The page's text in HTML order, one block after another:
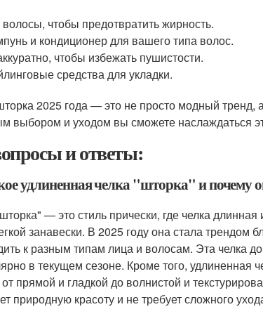
чтобы предотвратить жирность.
и кондиционер для вашего типа волос.
чтобы избежать пушистости.
средства для укладки.
2025 года — это не просто модный тренд,
выбором и уходом вы сможете наслаждаться
и ответы:
удлиненная челка "шторка" и почему
— это стиль прически, где челка
занавески. В 2025 году она стала трендом
к разным типам лица и волосам. Эта челка
в текущем сезоне. Кроме того, удлиненная
прямой и гладкой до волнистой и
природную красоту и не требует сложного